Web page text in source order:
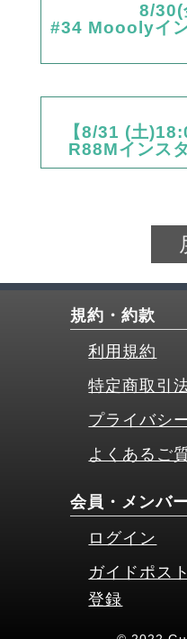
8/30(
#34 Mooolyイ
【8/31 (土
R88Mインス
規約・約款
利用規約
特定商取引
プライバシ
よくあるご
会員・メンバ
ログイン
ガイドポス
登録